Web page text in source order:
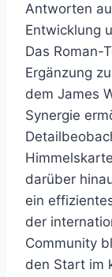
Antworten
Entwicklung
Das Roman-
Ergänzung
dem James
Synergie
darüber
ein
der
Community
den Start im